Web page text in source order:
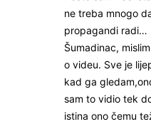
ne treba mnogo
propagandi radi…
Šumadinac,
o videu. Sve je
kad ga
sam to vidio tek
istina ono čemu